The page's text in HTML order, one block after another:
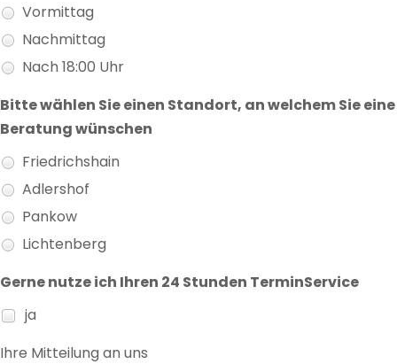
Vormittag
Nachmittag
Nach 18:00 Uhr
Bitte wählen Sie einen Standort, an welchem Sie eine
Beratung wünschen
Friedrichshain
Adlershof
Pankow
Lichtenberg
Gerne nutze ich Ihren 24 Stunden TerminService
ja
Ihre Mitteilung an uns